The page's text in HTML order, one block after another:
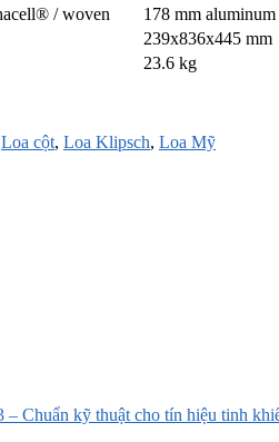
/ woven
178 mm
239x836x445 mm
23.6 kg
Loa cột, Loa Klipsch, Loa Mỹ